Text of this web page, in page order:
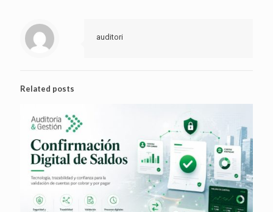
auditori
Related posts